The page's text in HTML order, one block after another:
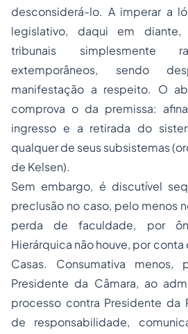
desconsiderá-lo. A imperar a
legislativo, daqui em
tribunais simplesmente
extemporâneos, sendo
manifestação a respeito. O
comprova o da premissa:
ingresso e a retirada do
qualquer de seus subsistemas
de Kelsen).
Sem embargo, é discutível
preclusão no caso, pelo menos
perda de faculdade, por
Hierárquica não houve, por
Casas. Consumativa
Presidente da Câmara, ao
processo contra Presidente da
de responsabilidade,